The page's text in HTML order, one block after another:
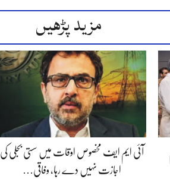
مزید پڑھیں
آئی ایم ایف مخصوص اوقات میں سستی بجلی کی
اجازت نہیں دے رہا، وفاقی…